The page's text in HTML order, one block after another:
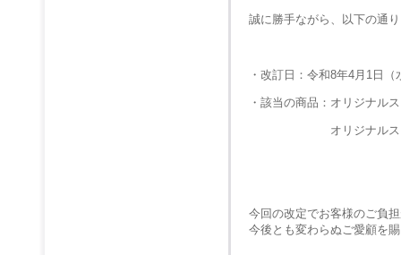
誠に勝手ながら、以下の通
・改訂日：令和8年4月1日
・該当の商品：オリジナル
オリジナルスタ
今回の改定でお客様のご負
今後とも変わらぬご愛顧を